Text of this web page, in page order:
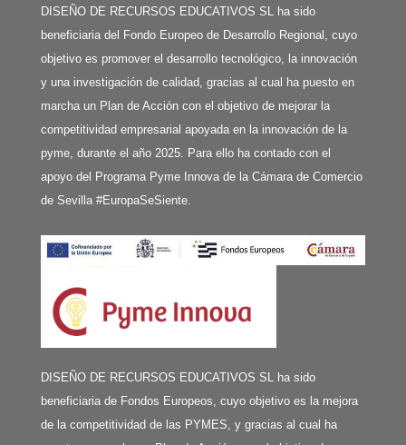
DISEÑO DE RECURSOS EDUCATIVOS SL ha sido
beneficiaria del Fondo Europeo de Desarrollo Regional, cuyo
objetivo es promover el desarrollo tecnológico, la innovación
y una investigación de calidad, gracias al cual ha puesto en
marcha un Plan de Acción con el objetivo de mejorar la
competitividad empresarial apoyada en la innovación de la
pyme, durante el año 2025. Para ello ha contado con el
apoyo del Programa Pyme Innova de la Cámara de Comercio
de Sevilla #EuropaSeSiente.
DISEÑO DE RECURSOS EDUCATIVOS SL ha sido
beneficiaria de Fondos Europeos, cuyo objetivo es la mejora
de la competitividad de las PYMES, y gracias al cual ha